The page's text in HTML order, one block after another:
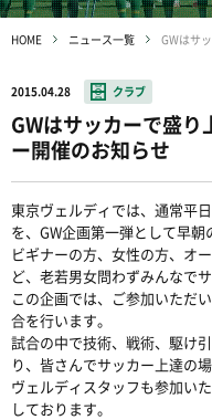
HOME ニュース一覧
2015.04.28 クラブ
GWはサッカーで盛
ー開催のお知らせ
東京ヴェルディでは、通常平
を、GW企画第一弾として早朝
ビギナーの方、女性の方、オ
ど、老若男女問わずみんなで
この企画では、ご参加いただ
合を行います。
試合の中で技術、戦術、駆け
り、皆さんでサッカー上達の
ヴェルディスタッフも参加い
しております。